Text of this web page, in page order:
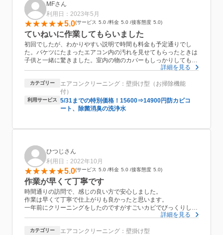
MFさん
利用日：2023年5月
5.0 サービス 5.0 料金 5.0 接客態度 5.0
ていねいに作業してもらいました
初回でしたが、わかりやすい説明で時間も料金も予定通りでし
た。バケツにたまったエアコン内の汚れを見せてもらったときは
子供と一緒に驚きました。室内の物のカバーもしっかりしてもら
いきれいに作業してもらいました。追加オプションの室外機清掃
詳細を見る
カテゴリー
エアコンクリーニング：壁掛け型（お掃除機能
付）
利用サービス
5/31までの特別価格！15600⇒14900円防カビコ
ート、除菌消臭の洗浄水
ひつじさん
利用日：2022年10月
5.0 サービス 5.0 料金 5.0 接客態度 5.0
作業が早くて丁寧です
時間通りの訪問で、感じの良い方で安心しました。
作業は早くて丁寧で仕上がりも良かったと思います。
一年前にクリーニングをしたのですがすごいカビでびっくりしま
詳細を見る
カテゴリー エアコンクリーニング：壁掛け型